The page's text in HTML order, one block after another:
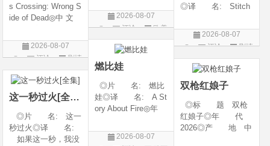
地: 美国◎类
别: 剧情◎语
期: 2026-08-05(美
国)◎IMDb评分: 6
2026-08-07
评论
欧美
剧
s Crossing: Wrong S
ide of Dead◎中 文
死亡的反面◎年
代: 2026◎产
别: 剧情 / 悬疑 / 惊
悚 / 犯罪◎语
2026-08-07
评论
剧情
片
◎译 名: Stitch
(台)◎年 代: 20
25◎产 地: 法
剧情◎语 言:
法语 /
2026-08-07
评论
剧情
片
燃比娃
◎片 名: 燃比
娃◎译 名: A St
ory About Fire◎年
地: 中国大陆◎
类 别: 动画 / 奇
2026-08-07
双枪红娘子
◎标 题 双枪
红娘子◎年 代
2026◎产 地 中
这一秒过火[全集]
◎片 名: 这一
秒过火◎译 名:
如果这一秒，我没